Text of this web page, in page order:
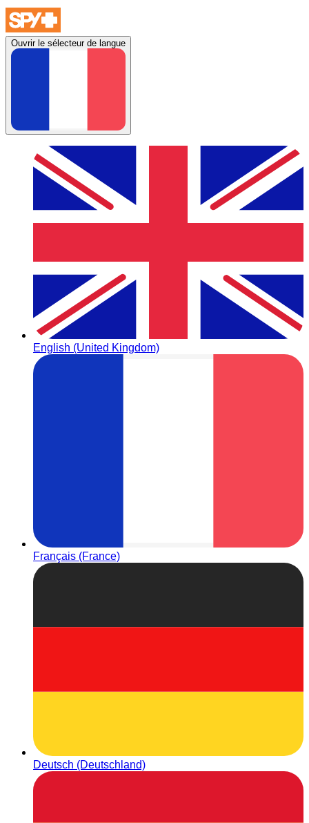
Ouvrir le sélecteur de langue
English (United Kingdom)
Français (France)
Deutsch (Deutschland)